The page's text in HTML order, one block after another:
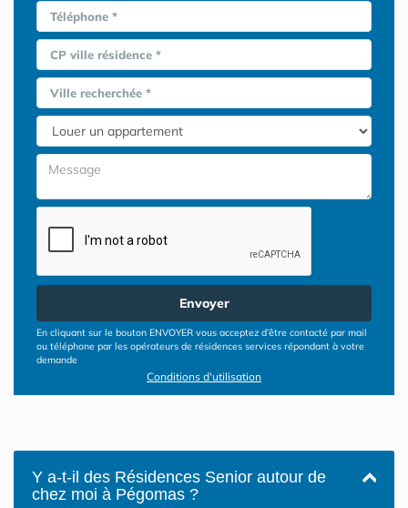
Téléphone *
CP ville résidence *
Ville recherchée *
Envoyer
En cliquant sur le bouton ENVOYER vous acceptez d’être contacté par mail
ou téléphone par les opérateurs de résidences services répondant à votre
demande
Conditions d'utilisation
Y a-t-il des Résidences Senior autour de
chez moi à Pégomas ?